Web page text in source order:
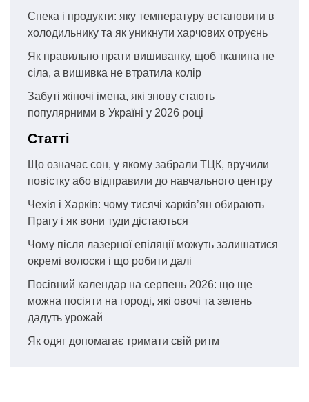
Спека і продукти: яку температуру встановити в
холодильнику та як уникнути харчових отруєнь
Як правильно прати вишиванку, щоб тканина не
сіла, а вишивка не втратила колір
Забуті жіночі імена, які знову стають
популярними в Україні у 2026 році
Статті
Що означає сон, у якому забрали ТЦК, вручили
повістку або відправили до навчального центру
Чехія і Харків: чому тисячі харків’ян обирають
Прагу і як вони туди дістаються
Чому після лазерної епіляції можуть залишатися
окремі волоски і що робити далі
Посівний календар на серпень 2026: що ще
можна посіяти на городі, які овочі та зелень
дадуть урожай
Як одяг допомагає тримати свій ритм